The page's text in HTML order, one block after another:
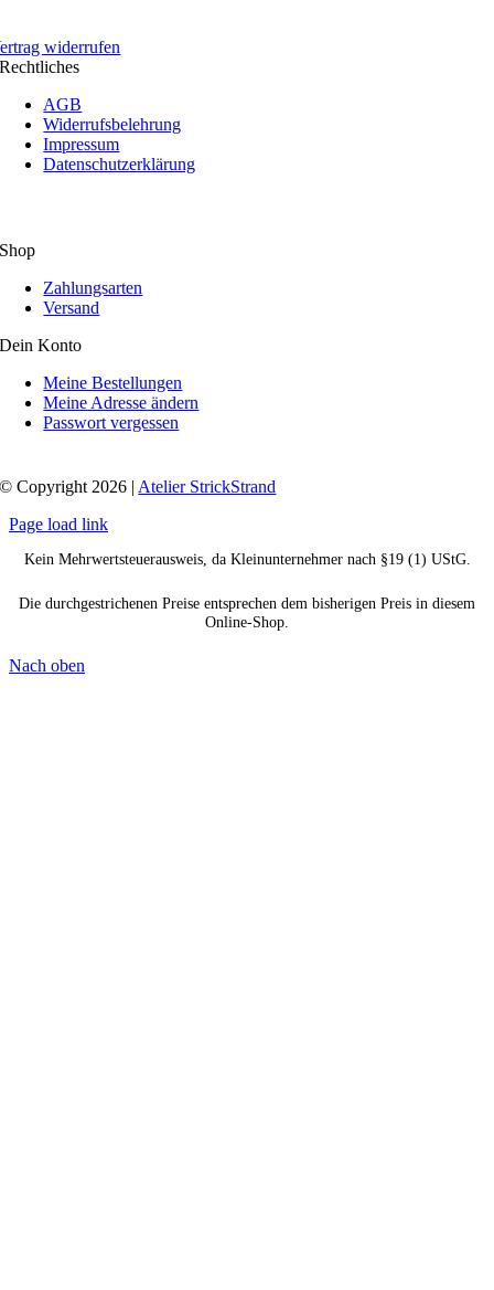
widerrufen
Rechtliches
AGB
Widerrufsbelehrung
Impressum
Datenschutzerklärung
Shop
Zahlungsarten
Versand
Dein Konto
Meine Bestellungen
Meine Adresse ändern
Passwort vergessen
© Copyright 2026 | Atelier StrickStrand
Page load link
Kein Mehrwertsteuerausweis, da Kleinunternehmer nach §19 (1) UStG.
Die durchgestrichenen Preise entsprechen dem bisherigen Preis in diesem
Online-Shop.
Nach oben